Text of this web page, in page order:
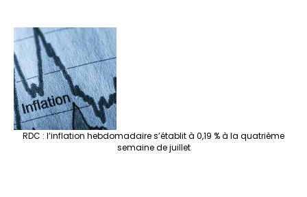
RDC : l’inflation hebdomadaire s’établit à 0,19 % à la quatrième
semaine de juillet